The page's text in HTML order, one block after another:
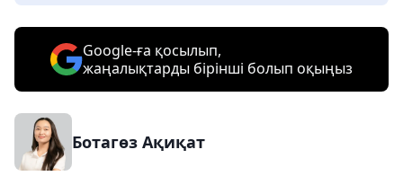
Google-ға қосылып,
жаңалықтарды бірінші болып оқыңыз
Ботагөз Ақиқат